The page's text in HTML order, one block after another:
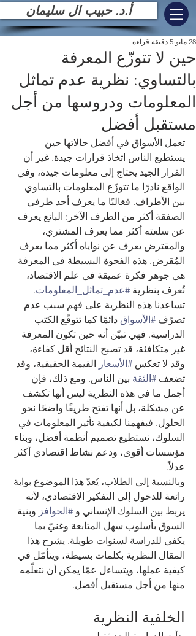
أ.د. حبيب ال سليمان
حين لا تتوزّع المعرفة
بالتساوي: نظرية عدم تماثل
المعلومات ودروسها من أجل
مستقبل أفضل
28 مايو 5 دقيقة قراءة
تعمل الأسواق في أفضل حالاتها حين
يستطيع الناس اتخاذ قرارات جيدة. غير أن
القرار الجيد يحتاج إلى معلومات جيدة، وفي
الواقع نادرًا ما تتوزّع المعلومات بالتساوي
بين الأطراف. فغالبًا ما يعرف أحد طرفي
الصفقة أكثر من الطرف الآخر: البائع يعرف
عن سلعته أكثر مما يعرف المشتري،
والمقترض يعرف عن نواياه أكثر مما يعرف
المُقرض. هذه الفجوة البسيطة في المعرفة
هي جوهر فكرة عميقة في علم الاقتصاد،
تُعرف بنظرية #عدم_تماثل_المعلومات.
تساعدنا هذه النظرية على فهم سبب عدم
تصرّف #الأسواق دائمًا كما تتوقّع الكتب
الدراسية. فهي تبيّن أنه حين تكون المعرفة
غير متكافئة، قد تصبح النتائج أقل كفاءة،
وقد لا تعكس #الأسعار القيمة الحقيقية، وقد
تضعف #الثقة بين الناس. ومع ذلك، فإن
أجمل ما في هذه النظرية ليس أنها تكشف
عن مشكلة، بل أنها تفتح طريقًا واضحًا نحو
الحلول. فبفهمنا لكيفية تأثير المعلومات في
السلوك، نستطيع تصميم أنظمة أفضل، وبناء
مؤسسات أقوى، ودعم نشاط اقتصادي أكثر
عدلاً.
وبالنسبة إلى الطلاب، يُعدّ هذا الموضوع بوابة
رائعة للدخول إلى التفكير الاقتصادي، لأنه
يربط بين السلوك الإنساني و #الحوافز وبنية
السوق بأسلوب سهل المتابعة وغنيّ بما
يكفي للدراسة لسنوات طويلة. يشرح هذا
المقال النظرية بكلمات بسيطة، ويتأمّل في
كيفية عملها، ويتساءل عمّا يمكن أن نتعلّمه
منها من أجل مستقبل أفضل.
الخلفية النظرية